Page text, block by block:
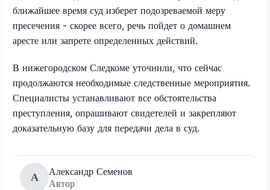
ближайшее время суд изберет подозреваемой меру
пресечения - скорее всего, речь пойдет о домашнем
аресте или запрете определенных действий.
В нижегородском Следкоме уточнили, что сейчас
продолжаются необходимые следственные мероприятия.
Специалисты устанавливают все обстоятельства
преступления, опрашивают свидетелей и закрепляют
доказательную базу для передачи дела в суд.
А
Александр Семенов
Автор